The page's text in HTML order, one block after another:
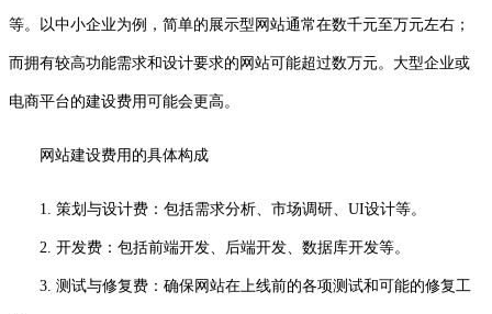
等。以中小企业为例，简单的展示型网站通常在数千元至万元左右；
而拥有较高功能需求和设计要求的网站可能超过数万元。大型企业或
电商平台的建设费用可能会更高。
网站建设费用的具体构成
1. 策划与设计费：包括需求分析、市场调研、UI设计等。
2. 开发费：包括前端开发、后端开发、数据库开发等。
3. 测试与修复费：确保网站在上线前的各项测试和可能的修复工